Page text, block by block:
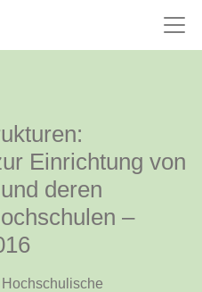
Einrichtung von
deren
–
Hochschulische